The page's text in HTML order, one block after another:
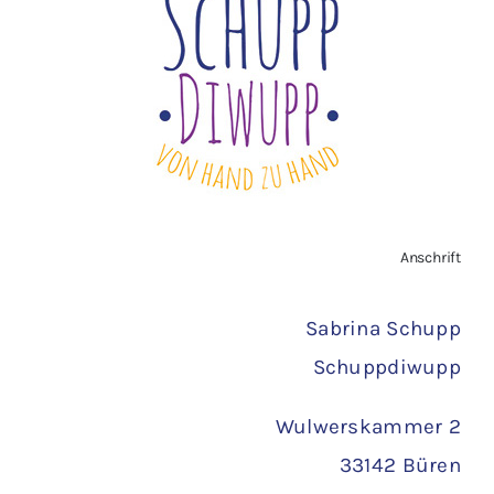
Widerrufsbelehrung
Anschrift
Sabrina Schupp
Schuppdiwupp
Wulwerskammer 2
33142 Büren